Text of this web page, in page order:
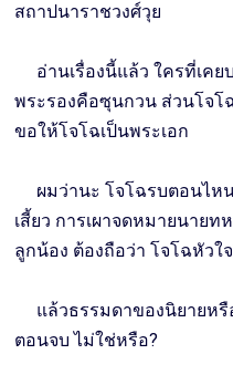
สถาปนาราชวงศ์วุย
อ่านเรื่องนี้แล้ว ใครที่เคย
พระรองคือซุนกวน ส่วนโจโ
ขอให้โจโฉเป็นพระเอก
ผมว่านะ โจโฉรบตอนไห
เสี้ยว การเผาจดหมายนาย
ลูกน้อง ต้องถือว่า โจโฉหัว
แล้วธรรมดาของนิยายหรื
ตอนจบ ไม่ใช่หรือ?